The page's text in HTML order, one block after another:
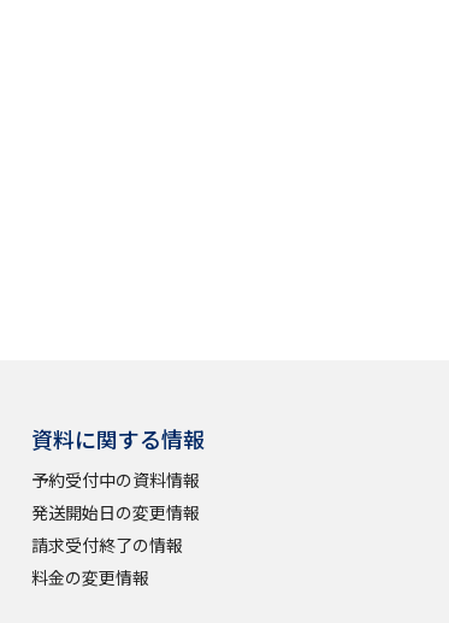
資料に関する情報
予約受付中の資料情報
発送開始日の変更情報
請求受付終了の情報
料金の変更情報